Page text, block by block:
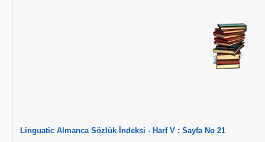
Linguatic Almanca Sözlük İndeksi - Harf V : Sayfa No 21